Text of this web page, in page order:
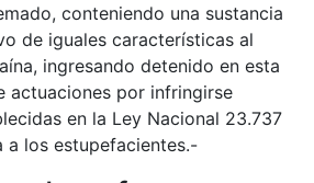
conteniendo una sustancia
de iguales características al
ingresando detenido en esta
actuaciones por infringirse
en la Ley Nacional 23.737
a los estupefacientes.-